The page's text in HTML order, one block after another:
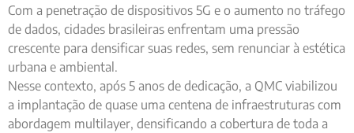
Com a penetração de dispositivos 5G e o aumento no tráfego
de dados, cidades brasileiras enfrentam uma pressão
crescente para densificar suas redes, sem renunciar à estética
urbana e ambiental.
Nesse contexto, após 5 anos de dedicação, a QMC viabilizou
a implantação de quase uma centena de infraestruturas com
abordagem multilayer, densificando a cobertura de toda a